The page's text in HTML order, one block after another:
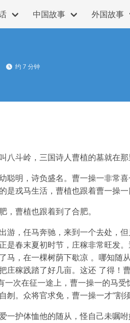
中国故事 外国故事
约 7 分钟
八斗岭，三国诗人曹植的墓就在
聪明，诗负盛名。曹一操一非常喜
是戎马生活，曹植也跟着曹一操一
，曹植也跟着到了合肥。
游，任马奔驰，来到一个去处，
是春末夏初时节，庄稼非常旺发
马，在一棵树荫下歇凉 。哪知随
庄稼践踏了好几亩。这还 了得！
一次在征一途上，曹一操一的马
刎。众将官求免，曹一操一才“割
一护体恤他的随从，怪自己未嘱